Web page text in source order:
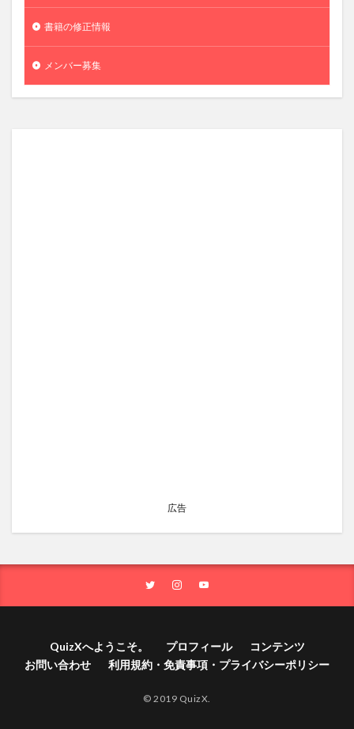
書籍の修正情報
メンバー募集
広告
QuizXへようこそ。 プロフィール
コンテンツ
お問い合わせ
利用規約・免責事項・プライバシーポリシー
© 2019 QuizX.